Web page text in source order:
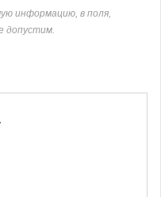
информацию, в поля,
допустим.